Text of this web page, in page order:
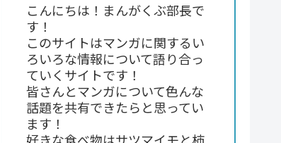
こんにちは！まんがくぶ部長で
す！
このサイトはマンガに関するい
ろいろな情報について語り合っ
ていくサイトです！
皆さんとマンガについて色んな
話題を共有できたらと思ってい
ます！